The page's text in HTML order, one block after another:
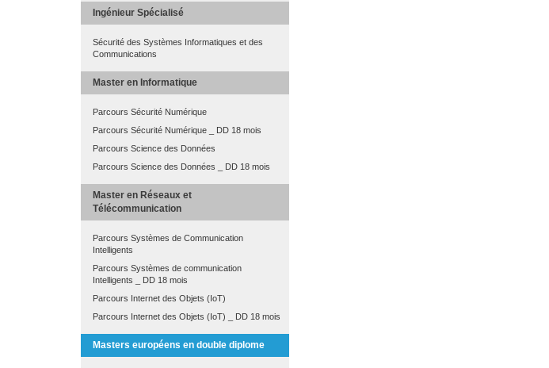
Ingénieur Spécialisé
Sécurité des Systèmes Informatiques et des
Communications
Master en Informatique
Parcours Sécurité Numérique
Parcours Sécurité Numérique _ DD 18 mois
Parcours Science des Données
Parcours Science des Données _ DD 18 mois
Master en Réseaux et
Télécommunication
Parcours Systèmes de Communication
Intelligents
Parcours Systèmes de communication
Intelligents _ DD 18 mois
Parcours Internet des Objets (IoT)
Parcours Internet des Objets (IoT) _ DD 18 mois
Masters européens en double diplome